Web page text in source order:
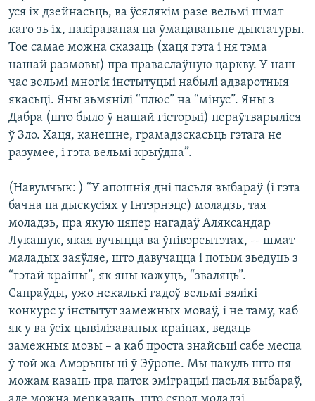
уся іх дзейнасьць, ва ўсялякім разе вельмі шмат
каго зь іх, накіраваная на ўмацаваньне дыктатуры.
Тое самае можна сказаць (хаця гэта і ня тэма
нашай размовы) пра праваслаўную царкву. У наш
час вельмі многія інстытуцыі набылі адваротныя
якасьці. Яны зьмянілі “плюс” на “мінус”. Яны з
Дабра (што было ў нашай гісторыі) пераўтварыліся
ў Зло. Хаця, канешне, грамадзскасьць гэтага не
разумее, і гэта вельмі крыўдна”.
(Навумчык: ) “У апошнія дні пасьля выбараў (і гэта
бачна па дыскусіях у Інтэрнэце) моладзь, тая
моладзь, пра якую цяпер нагадаў Аляксандар
Лукашук, якая вучыцца ва ўнівэрсытэтах, -- шмат
маладых заяўляе, што давучацца і потым зьедуць з
“гэтай краіны”, як яны кажуць, “зваляць”.
Сапраўды, ужо некалькі гадоў вельмі вялікі
конкурс у інстытут замежных моваў, і не таму, каб
як у ва ўсіх цывілізаваных краінах, ведаць
замежныя мовы – а каб проста знайсьці сабе месца
ў той жа Амэрыцы ці ў Эўропе. Мы пакуль што ня
можам казаць пра паток эміграцыі пасьля выбараў,